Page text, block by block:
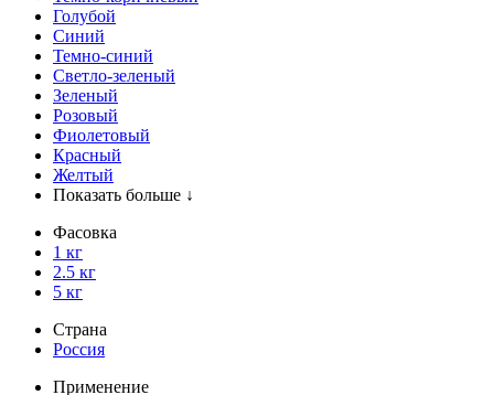
Голубой
Синий
Темно-синий
Светло-зеленый
Зеленый
Розовый
Фиолетовый
Красный
Желтый
Показать больше ↓
Фасовка
1 кг
2.5 кг
5 кг
Страна
Россия
Применение